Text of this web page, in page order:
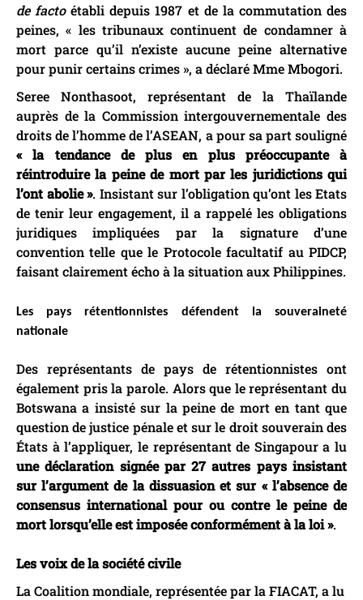
de factoétabli depuis 1987 et de la commutation des
peines, « les tribunaux continuent de condamner à
mort parce qu’il n’existe aucune peine alternative
pour punir certains crimes », a déclaré Mme Mbogori.
Seree Nonthasoot, représentant de la Thaïlande
auprès de la Commission intergouvernementale des
droits de l’homme de l’ASEAN, a pour sa part souligné
« la tendance de plus en plus préoccupante à
réintroduire la peine de mort par les juridictions qui
l’ont abolie ». Insistant sur l’obligation qu’ont les Etats
de tenir leur engagement, il a rappelé les obligations
juridiques impliquées par la signature d’une
convention telle que le Protocole facultatif au PIDCP,
faisant clairement écho à la situation aux Philippines.
Les pays rétentionnistes défendent la souveraineté
nationale
Des représentants de pays de rétentionnistes ont
également pris la parole. Alors que le représentant du
Botswana a insisté sur la peine de mort en tant que
question de justice pénale et sur le droit souverain des
États à l’appliquer, le représentant de Singapour a lu
une déclaration signée par 27 autres pays insistant
sur l’argument de la dissuasion et sur « l’absence de
consensus international pour ou contre le peine de
mortlorsqu’elle est imposée conformément à la loi ».
Les voix de la société civile
La Coalition mondiale, représentée par la FIACAT, a lu